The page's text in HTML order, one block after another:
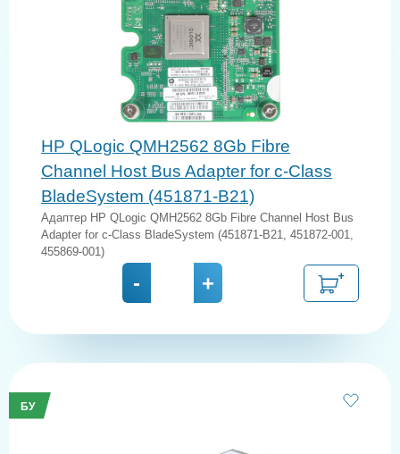
HP QLogic QMH2562 8Gb Fibre
Channel Host Bus Adapter for c-Class
BladeSystem (451871-B21)
Адаптер HP QLogic QMH2562 8Gb Fibre Channel Host Bus
Adapter for c-Class BladeSystem (451871-B21, 451872-001,
455869-001)
- +
БУ